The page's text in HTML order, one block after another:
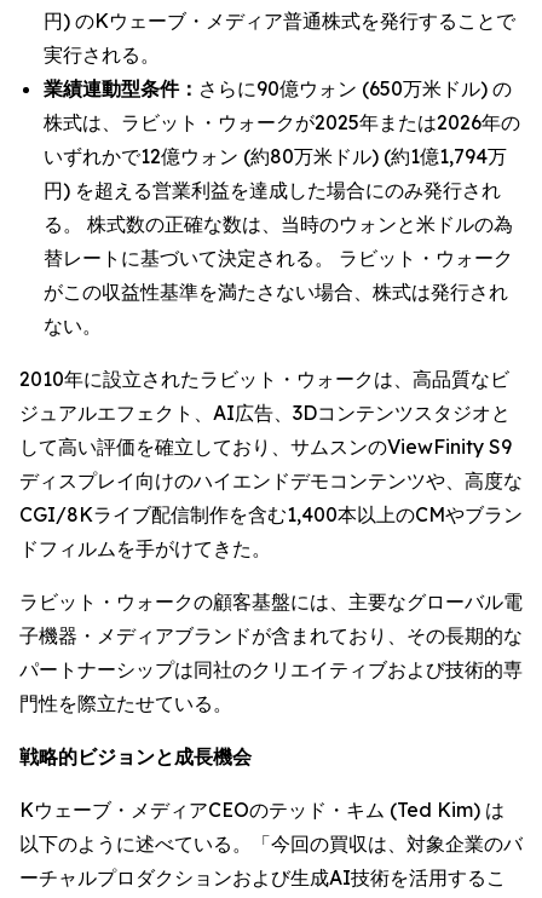
円) のKウェーブ・メディア普通株式を発行することで
実行される。
業績連動型条件： さらに90億ウォン (650万米ドル) の
株式は、ラビット・ウォークが2025年または2026年の
いずれかで12億ウォン (約80万米ドル) (約1億1,794万
円) を超える営業利益を達成した場合にのみ発行され
る。 株式数の正確な数は、当時のウォンと米ドルの為
替レートに基づいて決定される。 ラビット・ウォーク
がこの収益性基準を満たさない場合、株式は発行され
ない。
2010年に設立されたラビット・ウォークは、高品質なビ
ジュアルエフェクト、AI広告、3Dコンテンツスタジオと
して高い評価を確立しており、サムスンのViewFinity S9
ディスプレイ向けのハイエンドデモコンテンツや、高度な
CGI/8Kライブ配信制作を含む1,400本以上のCMやブラン
ドフィルムを手がけてきた。
ラビット・ウォークの顧客基盤には、主要なグローバル電
子機器・メディアブランドが含まれており、その長期的な
パートナーシップは同社のクリエイティブおよび技術的専
門性を際立たせている。
戦略的ビジョンと成長機会
Kウェーブ・メディアCEOのテッド・キム (Ted Kim) は
以下のように述べている。「今回の買収は、対象企業のバ
ーチャルプロダクションおよび生成AI技術を活用するこ